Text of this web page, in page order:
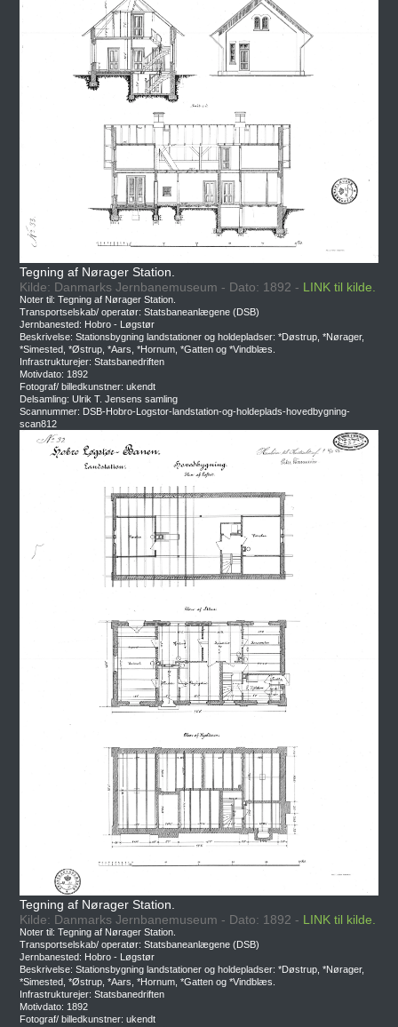
Tegning af Nørager Station.
Kilde: Danmarks Jernbanemuseum - Dato: 1892 - LINK til kilde.
Noter til: Tegning af Nørager Station.
Transportselskab/ operatør: Statsbaneanlægene (DSB)
Jernbanested: Hobro - Løgstør
Beskrivelse: Stationsbygning landstationer og holdepladser: *Døstrup, *Nørager,
*Simested, *Østrup, *Aars, *Hornum, *Gatten og *Vindblæs.
Infrastrukturejer: Statsbanedriften
Motivdato: 1892
Fotograf/ billedkunstner: ukendt
Delsamling: Ulrik T. Jensens samling
Scannummer: DSB-Hobro-Logstor-landstation-og-holdeplads-hovedbygning-
scan812
Tegning af Nørager Station.
Kilde: Danmarks Jernbanemuseum - Dato: 1892 - LINK til kilde.
Noter til: Tegning af Nørager Station.
Transportselskab/ operatør: Statsbaneanlægene (DSB)
Jernbanested: Hobro - Løgstør
Beskrivelse: Stationsbygning landstationer og holdepladser: *Døstrup, *Nørager,
*Simested, *Østrup, *Aars, *Hornum, *Gatten og *Vindblæs.
Infrastrukturejer: Statsbanedriften
Motivdato: 1892
Fotograf/ billedkunstner: ukendt